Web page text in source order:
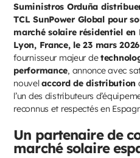
Suministros Orduña
TCL SunPower Global pour
marché solaire résidentiel en
Lyon, France, le 23 mars 2026
fournisseur majeur de
performance, annonce avec
nouvelaccord de distribution
l’un des distributeurs
reconnus et respectés en
Un partenaire de
marché solaire